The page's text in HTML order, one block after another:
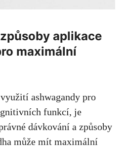
aplikace
maximální
ashwagandy pro
funkcí, je
dávkování a způsoby
může mít maximální